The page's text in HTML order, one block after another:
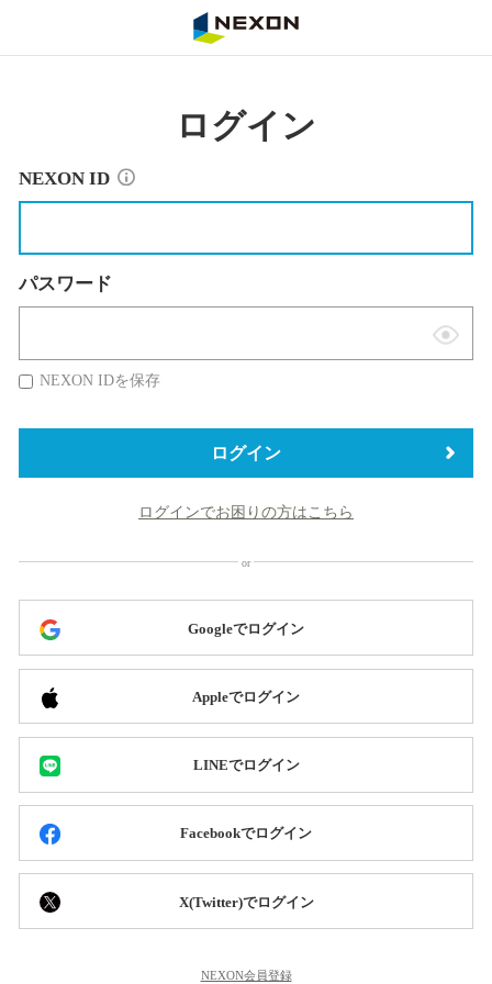
ログイン
NEXON ID
パスワード
表
替
NEXON IDを保存
ログイン
ログインでお困りの方はこちら
Googleでログイン
Appleでログイン
LINEでログイン
Facebookでログイン
X(Twitter)でログイン
NEXON会員登録